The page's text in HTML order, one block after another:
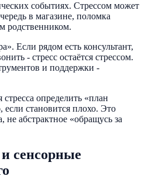
событиях. Стрессом может
в магазине, поломка
родственником.
Если рядом есть консультант,
- стресс остаётся стрессом.
и поддержки -
стресса определить «план
становится плохо. Это
абстрактное «обращусь за
сенсорные